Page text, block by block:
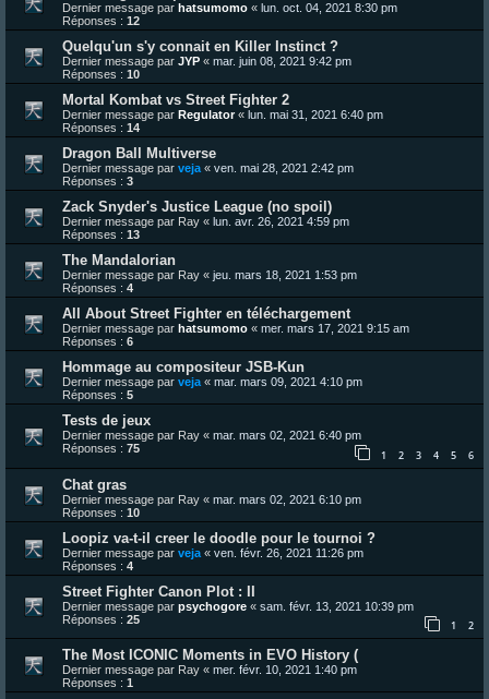
Dernier message par hatsumomo « lun. oct. 04, 2021 8:30 pm
Réponses : 12
Quelqu'un s'y connait en Killer Instinct ?
Dernier message par JYP « mar. juin 08, 2021 9:42 pm
Réponses : 10
Mortal Kombat vs Street Fighter 2
Dernier message par Regulator« lun. mai 31, 2021 6:40 pm
Réponses : 14
Dragon Ball Multiverse
Dernier message par veja « ven. mai 28, 2021 2:42 pm
Réponses : 3
Zack Snyder's Justice League (no spoil)
Dernier message par Ray « lun. avr. 26, 2021 4:59 pm
Réponses : 13
The Mandalorian
Dernier message par Ray « jeu. mars 18, 2021 1:53 pm
Réponses : 4
All About Street Fighter en téléchargement
Dernier message par hatsumomo « mer. mars 17, 2021 9:15 am
Réponses : 6
Hommage au compositeur JSB-Kun
Dernier message par veja « mar. mars 09, 2021 4:10 pm
Réponses : 5
Tests de jeux
Dernier message par Ray « mar. mars 02, 2021 6:40 pm
Réponses : 75 1 2 3 4 5 6
Chat gras
Dernier message par Ray « mar. mars 02, 2021 6:10 pm
Réponses : 10
Loopiz va-t-il creer le doodle pour le tournoi ?
Dernier message par veja « ven. févr. 26, 2021 11:26 pm
Réponses : 4
Street Fighter Canon Plot : II
Dernier message par psychogore « sam. févr. 13, 2021 10:39 pm
Réponses : 25 1 2
The Most ICONIC Moments in EVO History (
Dernier message par Ray « mer. févr. 10, 2021 1:40 pm
Réponses : 1